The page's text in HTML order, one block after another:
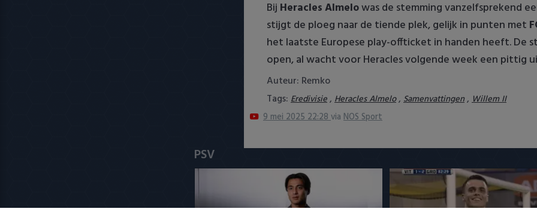
Bij Heracles Almelowas de stemming vanzelfsprekend
stijgt de ploeg naar de tiende plek, gelijk in punten met
het laatste Europese play-offticket in handen heeft. De
open, al wacht voor Heracles volgende week een pittig
Auteur: Remko
Tags: Eredivisie, Heracles Almelo, Samenvattingen, Willem II
9 mei 2025 22:28via NOS Sport
PSV